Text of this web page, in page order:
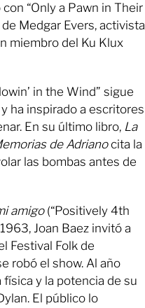
“Only a Pawn in Their
Medgar Evers, activista
miembro del Ku Klux
in the Wind” sigue
ha inspirado a escritores
En su último libro, La
de Adrianocita la
las bombas antes de
amigo(“Positively 4th
Joan Baez invitó a
Festival Folk de
robó el show. Al año
y la potencia de su
El público lo